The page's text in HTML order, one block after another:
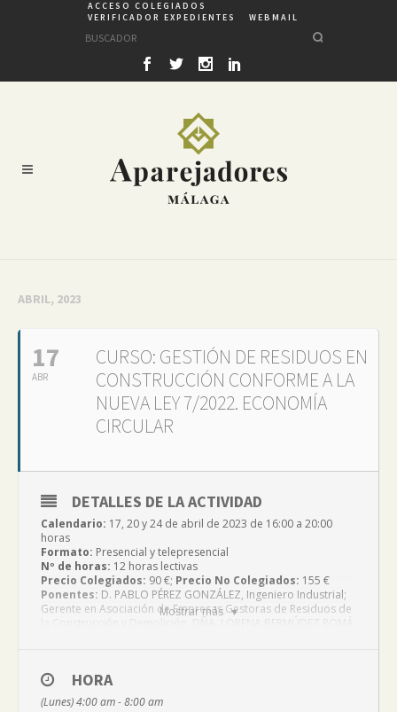
ACCESO COLEGIADOS
VERIFICADOR EXPEDIENTES
WEBMAIL
ABRIL, 2023
17
ABR
CURSO: GESTIÓN DE RESIDUOS EN
CONSTRUCCIÓN CONFORME A LA
NUEVA LEY 7/2022. ECONOMÍA
CIRCULAR
Mostrar más
DETALLES DE LA ACTIVIDAD
Calendario: 17, 20 y 24 de abril de 2023 de 16:00 a 20:00
horas
Formato: Presencial y telepresencial
Nº de horas: 12 horas lectivas
Precio Colegiados: 90 €; Precio No Colegiados: 155 €
Ponentes: D. PABLO PÉREZ GONZÁLEZ, Ingeniero Industrial;
Gerente en Asociación de Empresas Gestoras de Residuos de
CON 30 €, IMPORTE QUE SE DETRAERÁ DEL PRECIO DE LA
MATRÍCULA.
*HNA-PREMAAT SUBVENCIONA CON 30 €, A SUS MUTUALISTAS
HORA
(Lunes) 4:00 am - 8:00 am